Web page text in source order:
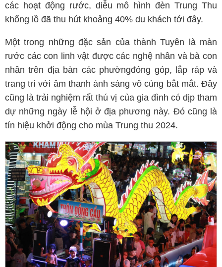
các hoạt động rước, diễu mô hình đèn Trung Thu
khổng lồ đã thu hút khoảng 40% du khách tới đây.
Một trong những đặc sản của thành Tuyên là màn
rước các con linh vật được các nghệ nhân và bà con
nhân trên địa bàn các phườngđóng góp, lắp ráp và
trang trí với âm thanh ánh sáng vô cùng bắt mắt. Đây
cũng là trải nghiệm rất thú vị của gia đình có dịp tham
dự những ngày lễ hội ở địa phương này. Đó cũng là
tín hiệu khởi động cho mùa Trung thu 2024.